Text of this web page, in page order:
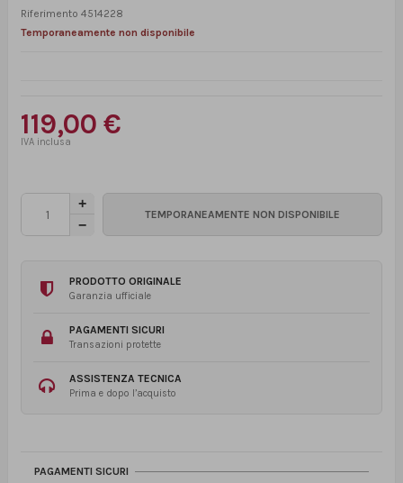
Riferimento 4514228
Temporaneamente non disponibile
119,00 €
PRODOTTO ORIGINALE
Garanzia ufficiale
PAGAMENTI SICURI
Transazioni protette
ASSISTENZA TECNICA
Prima e dopo l’acquisto
PAGAMENTI SICURI